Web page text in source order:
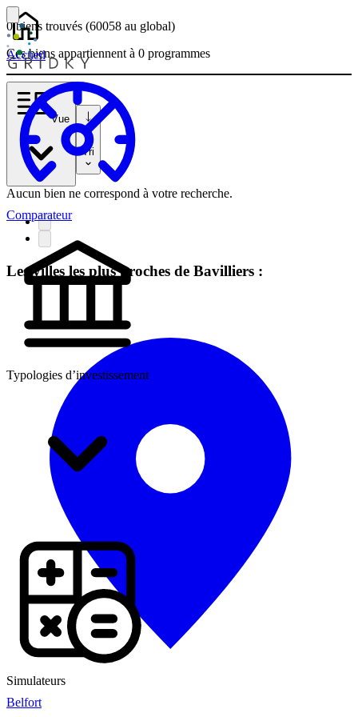
Accueil
Comparateur
Typologies d’investissement
Simulateurs
0 biens trouvés (60058 au global)
Ces biens appartiennent à 0 programmes
Vue
Tri
Aucun bien ne correspond à votre recherche.
Les villes les plus proches de Bavilliers :
Belfort